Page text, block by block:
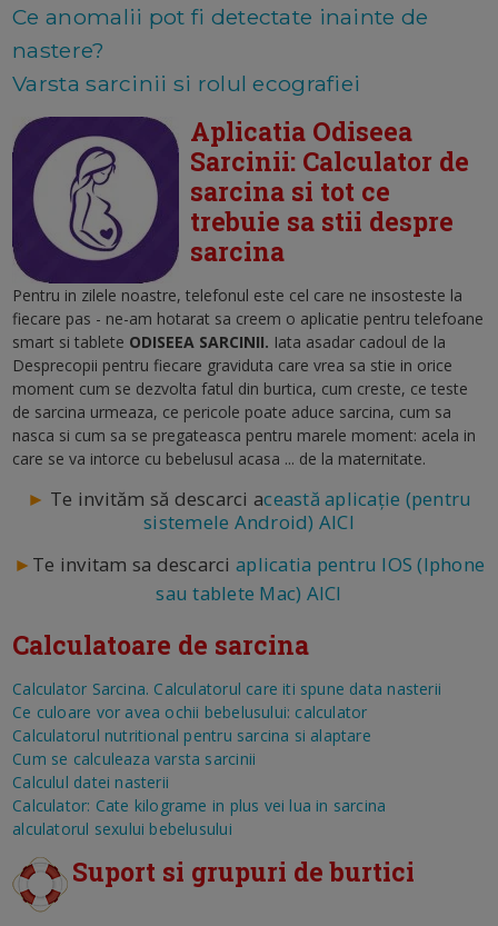
Ce anomalii pot fi detectate inainte de
nastere?
Varsta sarcinii si rolul ecografiei
Aplicatia Odiseea
Sarcinii: Calculator de
sarcina si tot ce
trebuie sa stii despre
sarcina
Pentru in zilele noastre, telefonul este cel care ne insosteste la
fiecare pas - ne-am hotarat sa creem o aplicatie pentru telefoane
smart si tablete ODISEEA SARCINII. Iata asadar cadoul de la
Desprecopii pentru fiecare graviduta care vrea sa stie in orice
moment cum se dezvolta fatul din burtica, cum creste, ce teste
de sarcina urmeaza, ce pericole poate aduce sarcina, cum sa
nasca si cum sa se pregateasca pentru marele moment: acela in
care se va intorce cu bebelusul acasa ... de la maternitate.
► Te invităm să descarci această aplicație (pentru
sistemele Android) AICI
► Te invitam sa descarci aplicatia pentru IOS (Iphone
sau tablete Mac) AICI
Calculatoare de sarcina
Calculator Sarcina. Calculatorul care iti spune data nasterii
Ce culoare vor avea ochii bebelusului: calculator
Calculatorul nutritional pentru sarcina si alaptare
Cum se calculeaza varsta sarcinii
Calculul datei nasterii
Calculator: Cate kilograme in plus vei lua in sarcina
alculatorul sexului bebelusului
Suport si grupuri de burtici